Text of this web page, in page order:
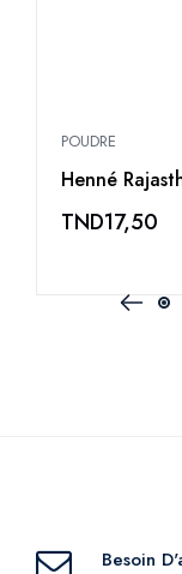
POUDRE
Henné
TND17,50
Besoin